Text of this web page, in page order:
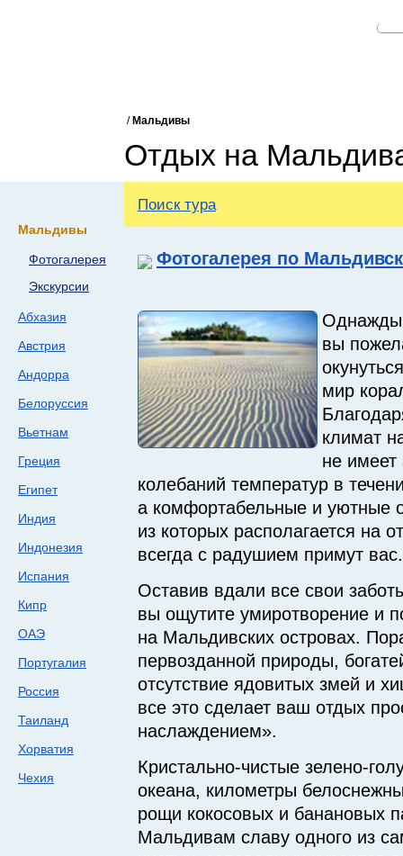
/ Мальдивы
Отдых на
Мальдивы
Фотогалерея
Экскурсии
Абхазия
Австрия
Андорра
Белоруссия
Вьетнам
Греция
Египет
Индия
Индонезия
Испания
Кипр
ОАЭ
Португалия
Россия
Таиланд
Хорватия
Чехия
Поиск тура
Фотогалерея по
Однажды
вы
мир
климат
не имеет
колебаний температур в
а комфортабельные и уютные
из которых располагается на
всегда с радушием примут вас.
Оставив вдали все свои
вы ощутите умиротворение и
на Мальдивских островах.
первозданной природы,
отсутствие ядовитых змей и
все это сделает ваш отдых
наслаждением».
Кристально-чистые зелено-
океана, километры
рощи кокосовых и банановых
Мальдивам славу одного из